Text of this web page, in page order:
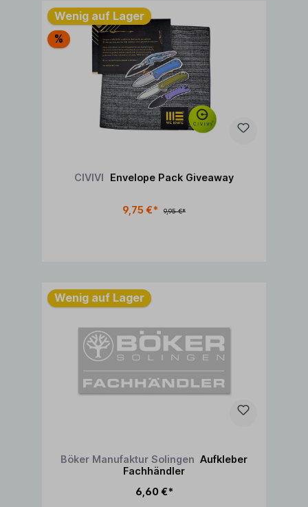
Wenig auf Lager
%
CIVIVI Envelope Pack Giveaway
9,75 €* 9,95 €*
Wenig auf Lager
Böker Manufaktur Solingen Aufkleber
Fachhändler
6,60 €*